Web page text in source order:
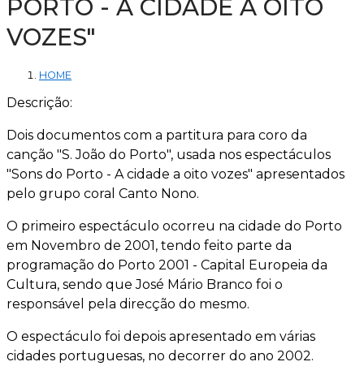
PORTO - A CIDADE A OITO
VOZES"
HOME
Descrição:
Dois documentos com a partitura para coro da
canção "S. João do Porto", usada nos espectáculos
"Sons do Porto - A cidade a oito vozes" apresentados
pelo grupo coral Canto Nono.
O primeiro espectáculo ocorreu na cidade do Porto
em Novembro de 2001, tendo feito parte da
programação do Porto 2001 - Capital Europeia da
Cultura, sendo que José Mário Branco foi o
responsável pela direcção do mesmo.
O espectáculo foi depois apresentado em várias
cidades portuguesas, no decorrer do ano 2002.